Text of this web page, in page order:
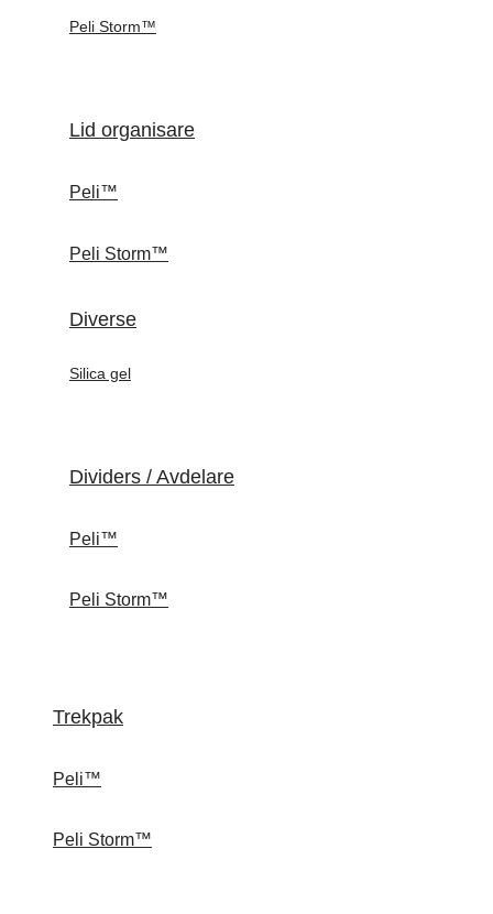
Peli Storm™
Lid organisare
Peli™
Peli Storm™
Diverse
Silica gel
Dividers / Avdelare
Peli™
Peli Storm™
Trekpak
Peli™
Peli Storm™